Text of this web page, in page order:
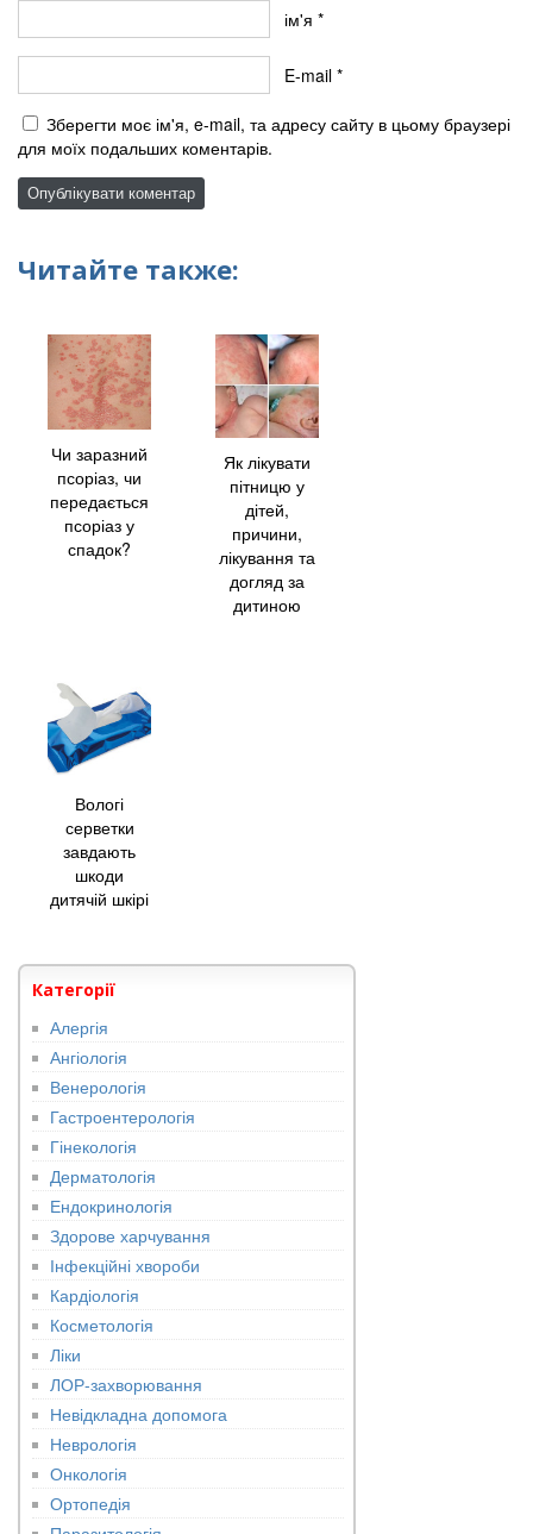
ім'я *
E-mail *
Зберегти моє ім'я, e-mail, та адресу сайту в цьому браузері
для моїх подальших коментарів.
Читайте также:
Чи заразний
псоріаз, чи
передається
псоріаз у
спадок?
Як лікувати
пітницю у
дітей,
причини,
лікування та
догляд за
дитиною
Вологі
серветки
завдають
шкоди
дитячій шкірі
Категорії
Алергія
Ангіологія
Венерологія
Гастроентерологія
Гінекологія
Дерматологія
Ендокринологія
Здорове харчування
Інфекційні хвороби
Кардіологія
Косметологія
Ліки
ЛОР-захворювання
Невідкладна допомога
Неврологія
Онкологія
Ортопедія